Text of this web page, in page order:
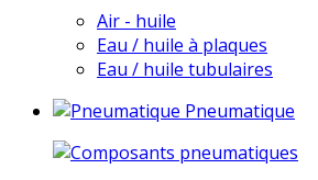
Air - huile
Eau / huile à plaques
Eau / huile tubulaires
Pneumatique